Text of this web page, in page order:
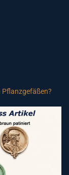
Pflanzgefäßen?